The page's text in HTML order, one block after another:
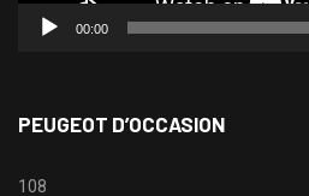
00:00
PEUGEOT D’OCCASION
108